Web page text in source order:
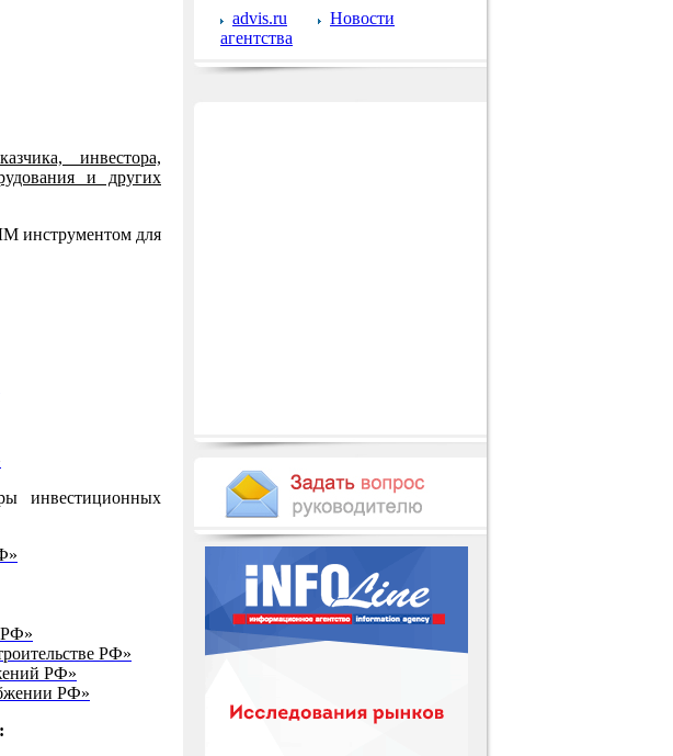
инвестора,
и других
инструментом для
инвестиционных
»
РФ»
РФ»
РФ»
РФ»
advis.ru
Новости
агентства